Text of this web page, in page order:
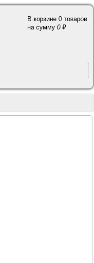
В корзине 0 товаров
на сумму 0